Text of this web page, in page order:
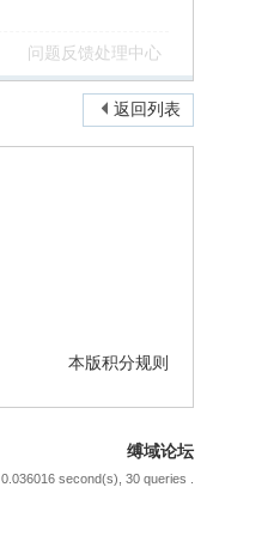
问题反馈处理中心
返回列表
本版积分规则
缚域论坛
second(s), 30 queries .